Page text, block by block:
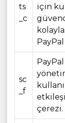
ts
_c
için
sc
_f
çerezi.